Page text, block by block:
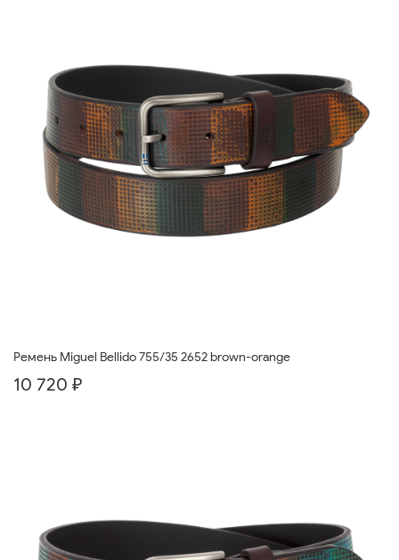
Ремень Miguel Bellido 755/35 2652 brown-orange
10 720 ₽